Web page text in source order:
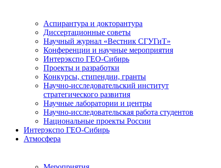
Аспирантура и докторантура
Диссертационные советы
Научный журнал «Вестник СГУГиТ»
Конференции и научные мероприятия
Интерэкспо ГЕО-Сибирь
Проекты и разработки
Конкурсы, стипендии, гранты
Научно-исследовательский институт
стратегического развития
Научные лаборатории и центры
Научно-исследовательская работа студентов
Национальные проекты России
Интерэкспо ГЕО-Сибирь
Атмосфера